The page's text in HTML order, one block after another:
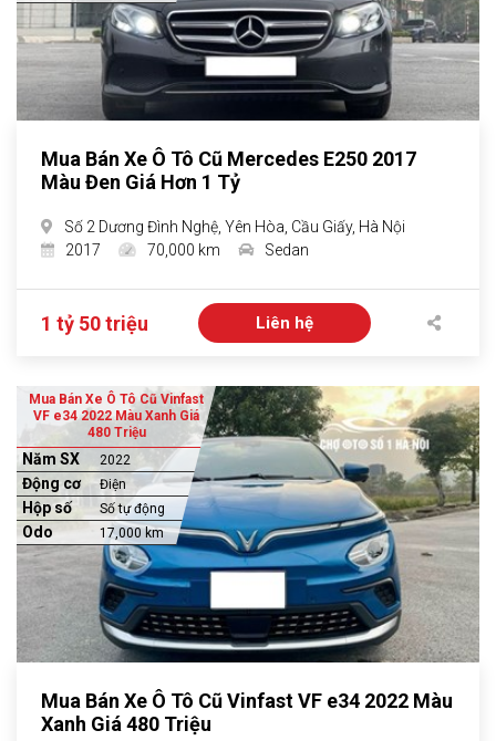
Mua Bán Xe Ô Tô Cũ Mercedes E250 2017
Màu Đen Giá Hơn 1 Tỷ
Số 2 Dương Đình Nghệ, Yên Hòa, Cầu Giấy, Hà Nội
2017
70,000 km Sedan
1 tỷ 50 triệu Liên hệ
Mua Bán Xe Ô Tô Cũ Vinfast
VF e34 2022 Màu Xanh Giá
480 Triệu
Năm SX 2022
Động cơ Điện
Hộp số Số tự động
Odo 17,000 km
Mua Bán Xe Ô Tô Cũ Vinfast VF e34 2022 Màu
Xanh Giá 480 Triệu